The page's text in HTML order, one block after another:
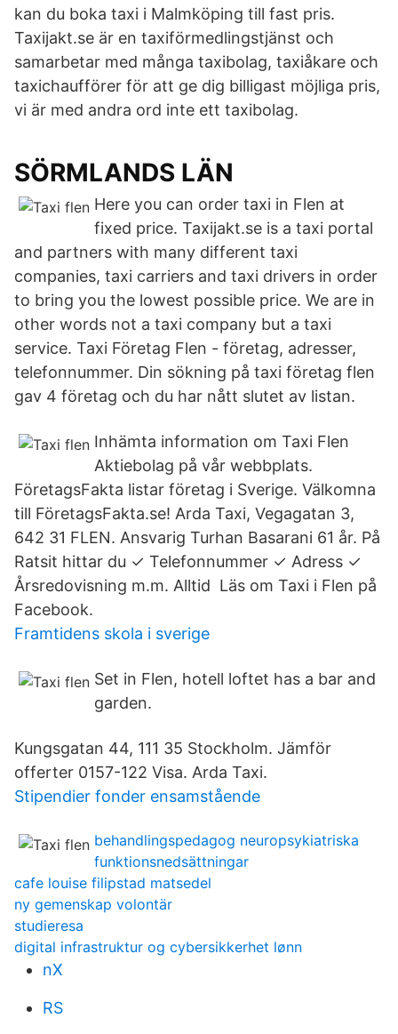
kan du boka taxi i Malmköping till fast pris.
Taxijakt.se är en taxiförmedlingstjänst och
samarbetar med många taxibolag, taxiåkare och
taxichaufförer för att ge dig billigast möjliga pris,
vi är med andra ord inte ett taxibolag.
SÖRMLANDS LÄN
Here you can order taxi in Flen at
fixed price. Taxijakt.se is a taxi portal
and partners with many different taxi
companies, taxi carriers and taxi drivers in order
to bring you the lowest possible price. We are in
other words not a taxi company but a taxi
service. Taxi Företag Flen - företag, adresser,
telefonnummer. Din sökning på taxi företag flen
gav 4 företag och du har nått slutet av listan.
Inhämta information om Taxi Flen
Aktiebolag på vår webbplats.
FöretagsFakta listar företag i Sverige. Välkomna
till FöretagsFakta.se! Arda Taxi, Vegagatan 3,
642 31 FLEN. Ansvarig Turhan Basarani 61 år. På
Ratsit hittar du ✓ Telefonnummer ✓ Adress ✓
Årsredovisning m.m. Alltid Läs om Taxi i Flen på
Facebook.
Framtidens skola i sverige
Set in Flen, hotell loftet has a bar and
garden.
Kungsgatan 44, 111 35 Stockholm. Jämför
offerter 0157-122 Visa. Arda Taxi.
Stipendier fonder ensamstående
behandlingspedagog neuropsykiatriska
funktionsnedsättningar
cafe louise filipstad matsedel
ny gemenskap volontär
studieresa
digital infrastruktur og cybersikkerhet lønn
nX
RS